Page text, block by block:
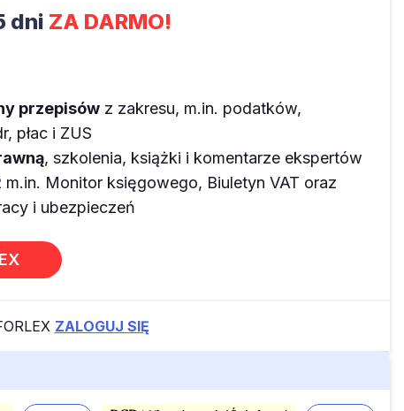
dni ZA DARMO!
przepisówz zakresu, m.in. podatków,
płac i ZUS
, szkolenia, książki i komentarze ekspertów
m.in. Monitor księgowego, Biuletyn VAT oraz
i ubezpieczeń
ZALOGUJ SIĘ